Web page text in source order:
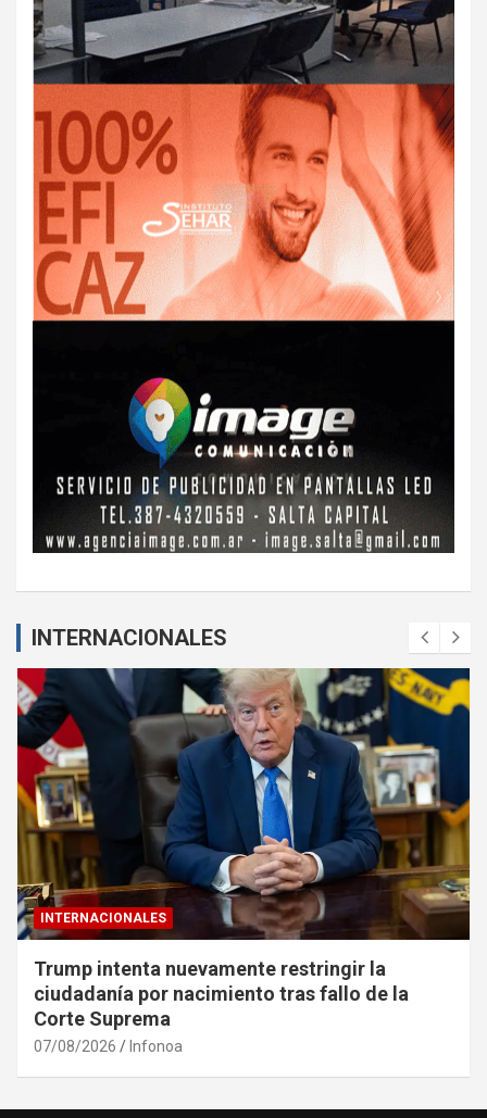
INTERNACIONALES
INTERNACIONALES
Trump intenta nuevamente restringir la
ciudadanía por nacimiento tras fallo de la
Corte Suprema
07/08/2026 Infonoa